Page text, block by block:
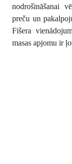
nodrošināšanai
preču un
Fišera
masas apjomu ir